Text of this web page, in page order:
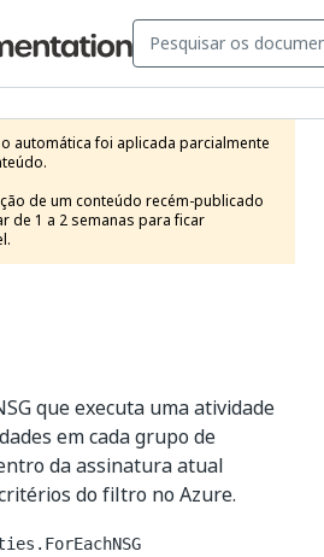
automática foi aplicada parcialmente
de um conteúdo recém-publicado
de 1 a 2 semanas para ficar
que executa uma atividade
em cada grupo de
da assinatura atual
do filtro no Azure.